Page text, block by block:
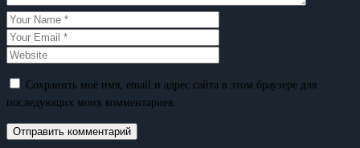
Сохранить моё имя, email и адрес сайта в этом браузере для
последующих моих комментариев.